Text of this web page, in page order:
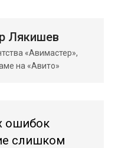
Лякишев
«Авимастер»,
на «Авито»
ошибок
слишком